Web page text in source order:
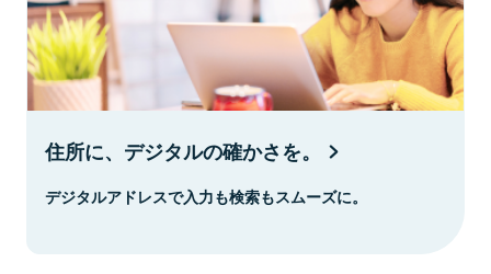
住所に、デジタルの確かさを。
デジタルアドレスで入力も検索もスムーズに。